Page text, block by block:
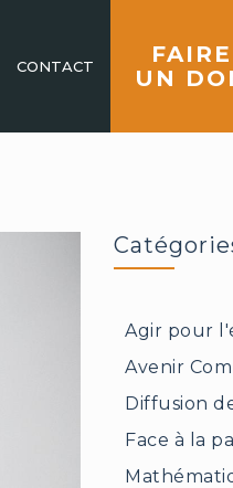
CONTACT
FAIRE
UN
Agir pour
Avenir
Diffusion
Face à la